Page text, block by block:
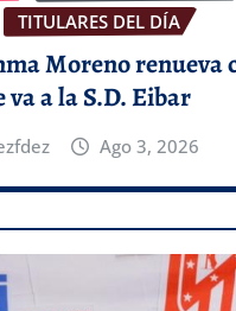
TITULARES DEL DÍA
Moreno renueva
va a la S.D. Eibar
Ago 3, 2026